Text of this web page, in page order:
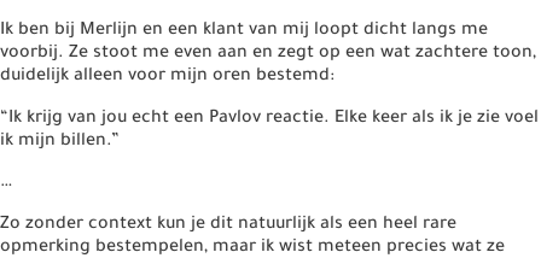
Ik ben bij Merlijn en een klant van mij loopt dicht langs me
voorbij. Ze stoot me even aan en zegt op een wat zachtere toon,
duidelijk alleen voor mijn oren bestemd:
“Ik krijg van jou echt een Pavlov reactie. Elke keer als ik je zie voel
ik mijn billen.”
…
Zo zonder context kun je dit natuurlijk als een heel rare
opmerking bestempelen, maar ik wist meteen precies wat ze